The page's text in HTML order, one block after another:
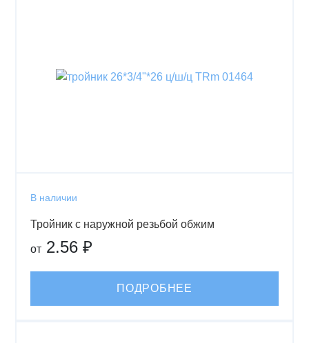
В наличии
Тройник с наружной резьбой обжим
от 2.56 ₽
ПОДРОБНЕЕ